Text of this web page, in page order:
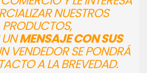
NUESTROS
PRODUCTOS,
UNMENSAJE CON SUS
VENDEDOR SE PONDRÁ
A LA BREVEDAD.